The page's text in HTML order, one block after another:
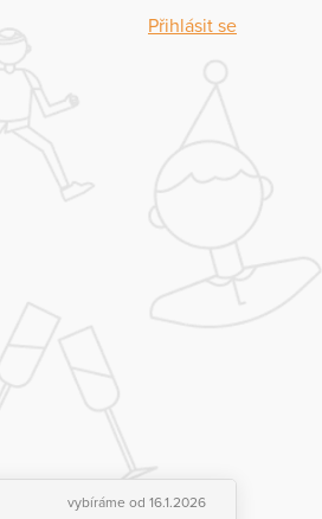
Přihlásit se
vybíráme od 16.1.2026